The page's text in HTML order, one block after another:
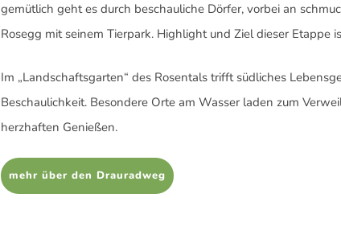
gemütlich geht es durch beschauliche Dörfer, vorbei an
Rosegg mit seinem Tierpark. Highlight und Ziel dieser Etappe
Im „Landschaftsgarten“ des Rosentals trifft südliches
Beschaulichkeit. Besondere Orte am Wasser laden zum
herzhaften Genießen.
mehr über den Drauradweg